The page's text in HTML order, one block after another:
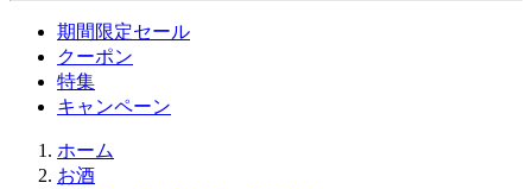
期間限定セール
クーポン
特集
キャンペーン
ホーム
お酒